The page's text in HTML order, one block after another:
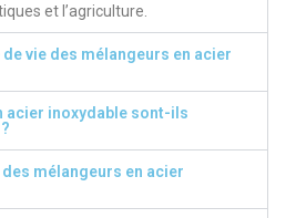
et l’agriculture.
vie des mélangeurs en acier
acier inoxydable sont-ils
mélangeurs en acier